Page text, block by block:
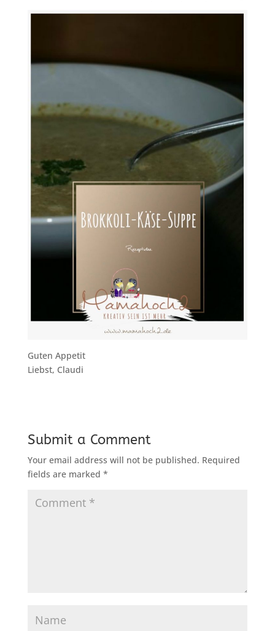
Guten Appetit
Liebst, Claudi
Submit a Comment
Your email address will not be published. Required
fields are marked *